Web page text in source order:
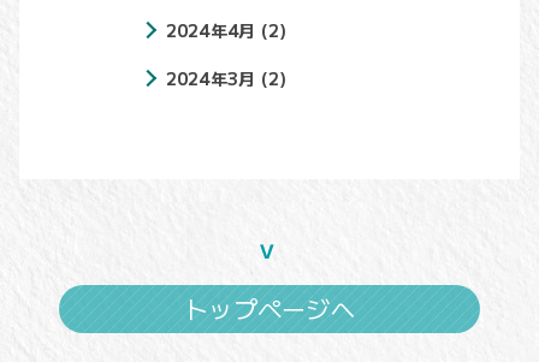
2024年4月 (2)
2024年3月 (2)
トップページへ